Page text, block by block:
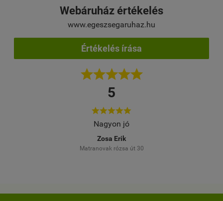
Webáruház értékelés
www.egeszsegaruhaz.hu
Értékelés írása

5
Több alkalommal rendeltem. Gyors,
Meg vagyok elégedve a megrendelt